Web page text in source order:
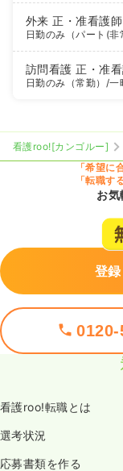
外来正・准看護師
日勤のみ（パート(非
訪問看護正・准
日勤のみ（常勤） /一
看護roo![カンゴルー]
「希望に
「転職す
お気
登
看護roo!転職とは
選考状況
応募書類を作る